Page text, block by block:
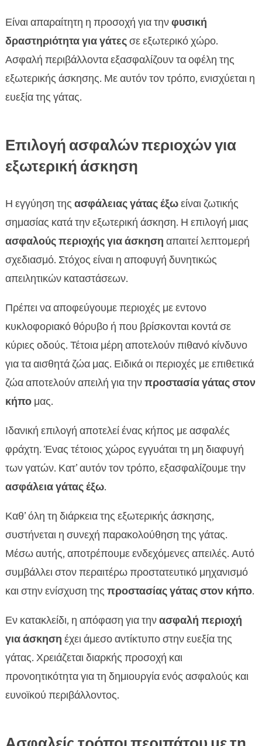
Είναι απαραίτητη η προσοχή για τηνφυσική
δραστηριότητα για γάτεςσε εξωτερικό χώρο.
Ασφαλή περιβάλλοντα εξασφαλίζουν τα οφέλη της
εξωτερικής άσκησης. Με αυτόν τον τρόπο, ενισχύεται η
ευεξία της γάτας.
Επιλογή ασφαλών περιοχών για
εξωτερική άσκηση
Η εγγύηση της ασφάλειας γάτας έξωείναι ζωτικής
σημασίας κατά την εξωτερική άσκηση. Η επιλογή μιας
ασφαλούς περιοχής για άσκηση απαιτεί λεπτομερή
σχεδιασμό. Στόχος είναι η αποφυγή δυνητικώς
απειλητικών καταστάσεων.
Πρέπει να αποφεύγουμε περιοχές με εντονο
κυκλοφοριακό θόρυβο ή που βρίσκονται κοντά σε
κύριες οδούς. Τέτοια μέρη αποτελούν πιθανό κίνδυνο
για τα αισθητά ζώα μας. Ειδικά οι περιοχές με επιθετικά
ζώα αποτελούν απειλή για τηνπροστασία γάτας στον
κήπομας.
Ιδανική επιλογή αποτελεί ένας κήπος με ασφαλές
φράχτη. Ένας τέτοιος χώρος εγγυάται τη μη διαφυγή
των γατών. Κατ’ αυτόν τον τρόπο, εξασφαλίζουμε την
ασφάλεια γάτας έξω.
Καθ’ όλη τη διάρκεια της εξωτερικής άσκησης,
συστήνεται η συνεχή παρακολούθηση της γάτας.
Μέσω αυτής, αποτρέπουμε ενδεχόμενες απειλές. Αυτό
συμβάλλει στον περαιτέρω προστατευτικό μηχανισμό
και στην ενίσχυση της προστασίας γάτας στον κήπο.
Εν κατακλείδι, η απόφαση για τηνασφαλή περιοχή
για άσκηση έχει άμεσο αντίκτυπο στην ευεξία της
γάτας. Χρειάζεται διαρκής προσοχή και
προνοητικότητα για τη δημιουργία ενός ασφαλούς και
ευνοϊκού περιβάλλοντος.